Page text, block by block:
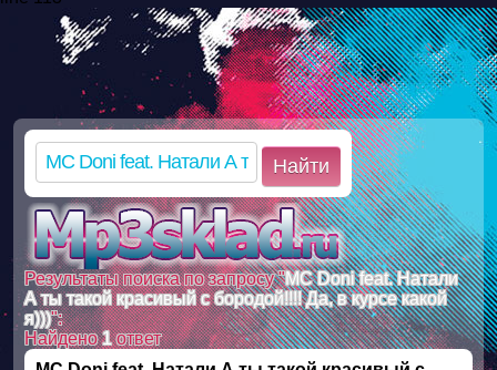
Найти
Результаты поиска по запросу "MC Doni feat. Натали
А ты такой красивый с бородой!!!! Да, в курсе какой
я)))":
Найдено1ответ